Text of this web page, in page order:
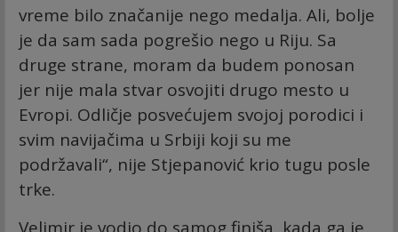
vreme bilo značanije nego medalja. Ali, bolje
je da sam sada pogrešio nego u Riju. Sa
druge strane, moram da budem ponosan
jer nije mala stvar osvojiti drugo mesto u
Evropi. Odličje posvećujem svojoj porodici i
svim navijačima u Srbiji koji su me
podržavali“, nije Stjepanović krio tugu posle
trke.